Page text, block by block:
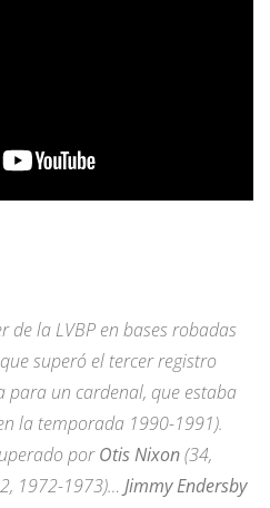
de la LVBP en bases robadas
superó el tercer registro
un cardenal, que estaba
la temporada 1990-1991).
porOtis Nixon(34,
1972-1973)… Jimmy Endersby